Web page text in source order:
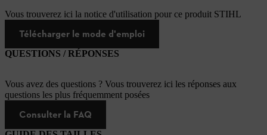
Vous trouverez ici la notice d'utilisation pour ce produit STIHL
Télécharger le mode d'emploi
QUESTIONS / RÉPONSES
Vous avez des questions ? Vous trouverez ici les réponses aux
questions les plus fréquemment posées
Consulter la FAQ